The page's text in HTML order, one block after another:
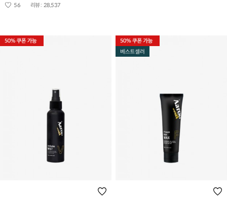
56 리뷰 : 28,537